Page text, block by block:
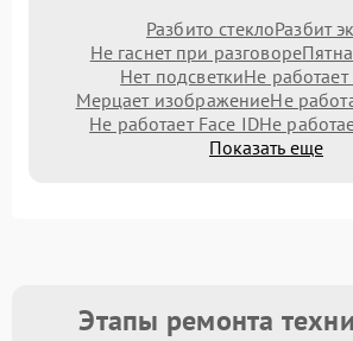
Разбито стеклоРазбит
Не гаснет при разговоре
Нет подсветкиНе работает
Мерцает изображениеНе
Не работает Face IDНе
Показать еще
Этапы ремонта